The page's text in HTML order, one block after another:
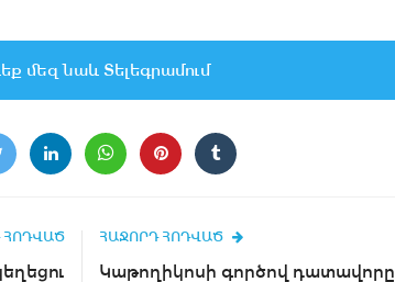
մեզ նաև Տելեգրամում
ՀԱՋՈՐԴ ՀՈԴՎԱԾ
Կաթողիկոսի գործով դատավորը